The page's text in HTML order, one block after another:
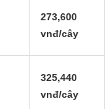
273,600
vnđ/cây
325,440
vnđ/cây